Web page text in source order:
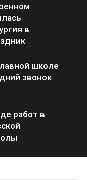
в
школе
звонок
работ в